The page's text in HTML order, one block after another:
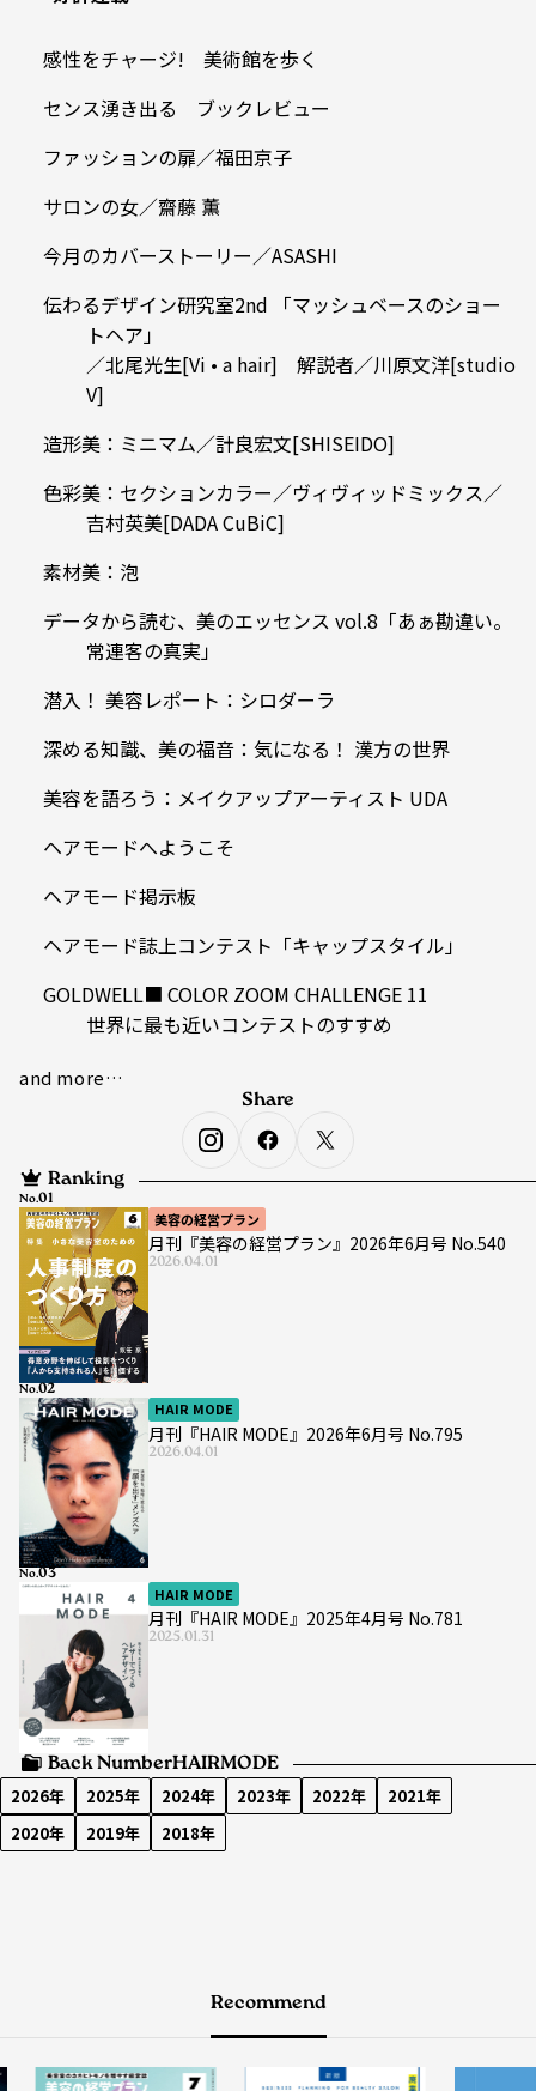
感性をチャージ! 美術館を歩く
センス湧き出る ブックレビュー
ファッションの扉／福田京子
サロンの女／齋藤 薫
今月のカバーストーリー／ASASHI
伝わるデザイン研究室2nd 「マッシュベースのショー
トヘア」
／北尾光生[Vi • a hair] 解説者／川原文洋[studio
V]
造形美：ミニマム／計良宏文[SHISEIDO]
色彩美：セクションカラー／ヴィヴィッドミックス／
吉村英美[DADA CuBiC]
素材美：泡
データから読む、美のエッセンス vol.8「あぁ勘違い。
常連客の真実」
潜入！ 美容レポート：シロダーラ
深める知識、美の福音：気になる！ 漢方の世界
美容を語ろう：メイクアップアーティスト UDA
ヘアモードへようこそ
ヘアモード掲示板
ヘアモード誌上コンテスト「キャップスタイル」
GOLDWELL■ COLOR ZOOM CHALLENGE 11
世界に最も近いコンテストのすすめ
and more…
Ranking
美容の経営プラン
月刊『美容の経営プラン』2026年6月号 No.540
2026.04.01
No.
HAIR MODE
月刊『HAIR MODE』2026年6月号 No.795
2026.04.01
No.
HAIR MODE
月刊『HAIR MODE』2025年4月号 No.781
2025.01.31
No.
Back NumberHAIRMODE
2026年 2025年 2024年 2023年 2022年
2021年
2020年
2019年 2018年
Share
Recommend